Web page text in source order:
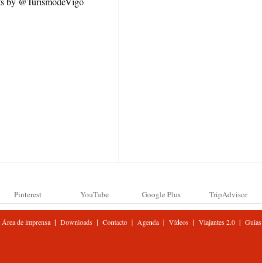
Pinterest YouTube Google Plus TripAdvisor
Área de imprensa| Downloads| Contacto| Agenda| Vídeos| Viajantes 2.0| Guias